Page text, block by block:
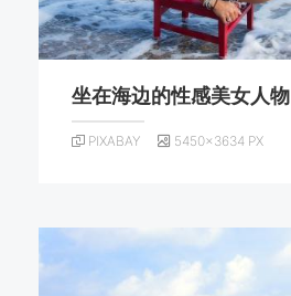
坐在海边的性感美女人物
PIXABAY 5450×3634 PX